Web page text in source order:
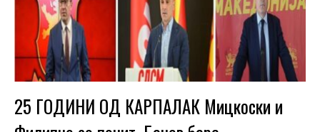
25 ГОДИНИ ОД КАРПАЛАК Мицкоски и